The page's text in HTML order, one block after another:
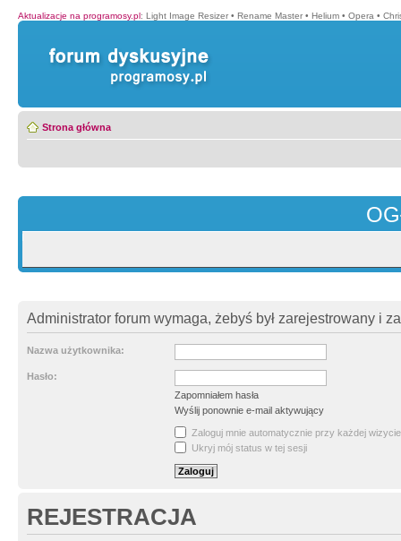
Aktualizacje na programosy.pl: Light Image Resizer • Rename Master • Helium • Opera •
Strona główna
Administrator forum wymaga, żebyś był zarejestrowany i
Nazwa użytkownika:
Hasło:
Zapomniałem hasła
Wyślij ponownie e-mail aktywujący
Zaloguj mnie automatycznie przy każdej wizycie
Ukryj mój status w tej sesji
REJESTRACJA